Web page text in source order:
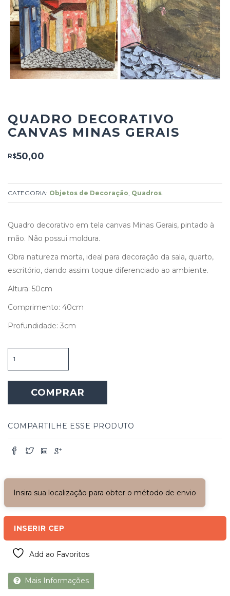
QUADRO DECORATIVO
CANVAS MINAS GERAIS
R$50,00
CATEGORIA: Objetos de Decoração Quadros
Quadro decorativo em tela canvas Minas Gerais, pintado à
mão. Não possui moldura.
Obra natureza morta, ideal para decoração da sala, quarto,
escritório, dando assim toque diferenciado ao ambiente.
Altura: 50cm
Comprimento: 40cm
Profundidade: 3cm
Decorativo
Canvas
Minas
quantidade
COMPRAR
COMPARTILHE ESSE PRODUTO
Insira sua localização para obter o método de envio
INSERIR CEP
Add ao Favoritos
Mais Informações